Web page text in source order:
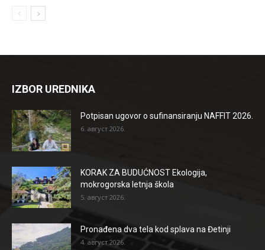
IZBOR UREDNIKA
Potpisan ugovor o sufinansiranju NAFFIT 2026.
6. август 2026.
KORAK ZA BUDUĆNOST Ekologija,
mokrogorska letnja škola
5. август 2026.
Pronađena dva tela kod splava na Đetinji
4. август 2026.